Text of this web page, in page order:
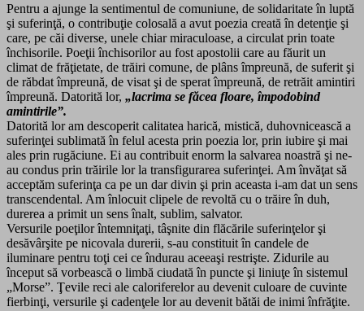
Pentru a ajunge la sentimentul de comuniune, de solidaritate în luptă
şi suferinţă, o contribuţie colosală a avut poezia creată în detenţie şi
care, pe căi diverse, unele chiar miraculoase, a circulat prin toate
închisorile. Poeţii închisorilor au fost apostolii care au făurit un
climat de frăţietate, de trăiri comune, de plâns împreună, de suferit şi
de răbdat împreună, de visat şi de sperat împreună, de retrăit amintiri
împreună. Datorită lor, „lacrima se făcea floare, împodobind
amintirile”.
Datorită lor am descoperit calitatea harică, mistică, duhovnicească a
suferinţei sublimată în felul acesta prin poezia lor, prin iubire şi mai
ales prin rugăciune. Ei au contribuit enorm la salvarea noastră şi ne-
au condus prin trăirile lor la transfigurarea suferinţei. Am învăţat să
acceptăm suferinţa ca pe un dar divin şi prin aceasta i-am dat un sens
transcendental. Am înlocuit clipele de revoltă cu o trăire în duh,
durerea a primit un sens înalt, sublim, salvator.
Versurile poeţilor întemniţaţi, tâşnite din flăcările suferinţelor şi
desăvârşite pe nicovala durerii, s-au constituit în candele de
iluminare pentru toţi cei ce îndurau aceeaşi restrişte. Zidurile au
început să vorbească o limbă ciudată în puncte şi liniuţe în sistemul
„Morse”. Ţevile reci ale caloriferelor au devenit culoare de cuvinte
fierbinţi, versurile şi cadenţele lor au devenit bătăi de inimi înfrăţite.